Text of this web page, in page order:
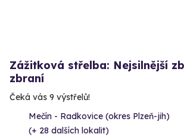
Zážitková střelba: Nejsilnější
zbraní
Čeká vás 9 výstřelů!
Mečín - Radkovice (okres Plzeň-jih)
(+ 28 dalších lokalit)